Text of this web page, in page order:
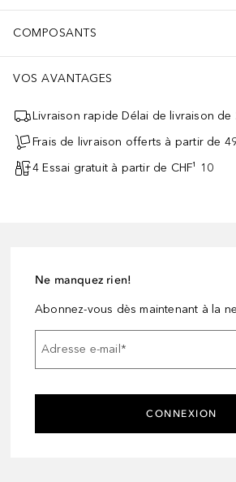
COMPOSANTS
VOS AVANTAGES
Livraison rapide Délai de livraison de
Frais de livraison offerts à partir de
4 Essai gratuit à partir de CHF¹ 10
Ne manquez rien!
Abonnez-vous dès maintenant à la
Adresse e-mail*
CONNEXION